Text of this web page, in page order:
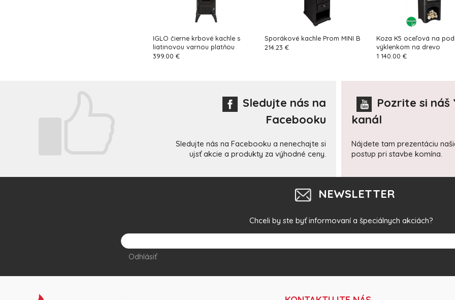
IGLO čierne krbové kachle s
liatinovou varnou platňou
399.00 €
Sporákové kachle Prom MINI B
214.23 €
Koza K5 oceľová na
výklenkom na drevo
1 140.00 €
Sledujte nás na
Facebooku
Sledujte nás na Facebooku a nenechajte si
ujsť akcie a produkty za výhodné ceny.
Pozrite si náš
kanál
Nájdete tam prezentáciu
postup pri stavbe komína.
NEWSLETTER
Chceli by ste byť informovaní a špeciálnych akciách?
Odhlásiť